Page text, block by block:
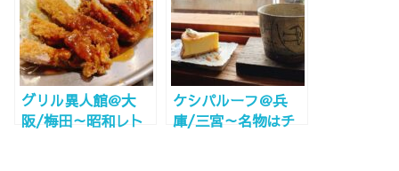
グリル異人館＠大
阪/梅田～昭和レト
ケシパルーフ＠兵
庫/三宮～名物はチ